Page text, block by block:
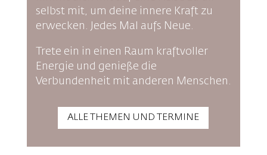
selbst mit, um deine innere Kraft zu
erwecken. Jedes Mal aufs Neue.
Trete ein in einen Raum kraftvoller
Energie und genieße die
Verbundenheit mit anderen Menschen.
ALLE THEMEN UND TERMINE